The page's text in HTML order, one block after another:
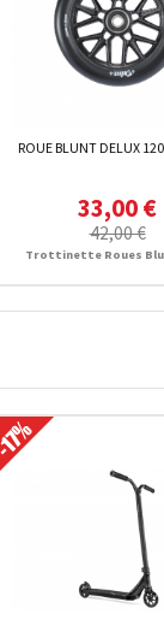
ROUE BLUNT DELUX
33,00 €
42,00 €
Trottinette Roues